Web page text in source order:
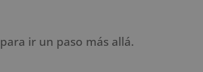
para ir un paso más allá.